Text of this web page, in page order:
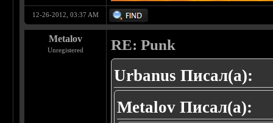
12-26-2012, 03:37 AM
Metalov
Unregistered RE: Punk
Urbanus Писал(а):
Metalov Писал(а):